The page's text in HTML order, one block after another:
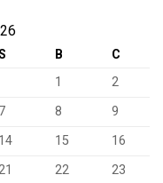
B
C
1
2
7 8
9
14 15
16
22
23